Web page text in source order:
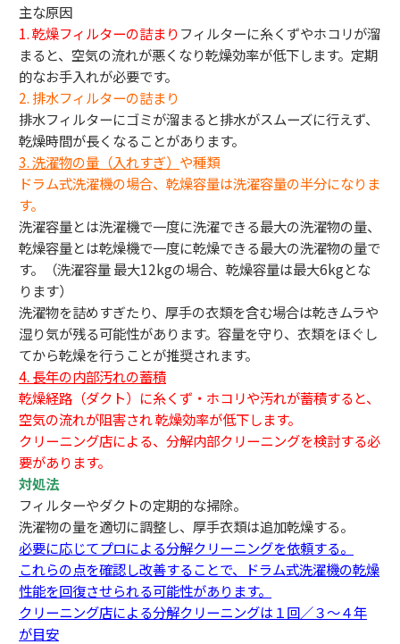
主な原因
1. 乾燥フィルターの詰まりフィルターに糸くずやホコリが溜
まると、空気の流れが悪くなり乾燥効率が低下します。定期
的なお手入れが必要です。
2. 排水フィルターの詰まり
排水フィルターにゴミが溜まると排水がスムーズに行えず、
乾燥時間が長くなることがあります。
3.洗濯物の量（入れすぎ） や種類
ドラム式洗濯機の場合、乾燥容量は洗濯容量の半分になりま
す。
洗濯容量とは洗濯機で一度に洗濯できる最大の洗濯物の量、
乾燥容量とは乾燥機で一度に乾燥できる最大の洗濯物の量で
す。（洗濯容量 最大12kgの場合、乾燥容量は最大6kgとな
ります）
洗濯物を詰めすぎたり、厚手の衣類を含む場合は乾きムラや
湿り気が残る可能性があります。容量を守り、衣類をほぐし
てから乾燥を行うことが推奨されます。
4. 長年の内部汚れの蓄積
乾燥経路（ダクト）に糸くず・ホコリや汚れが蓄積すると、
空気の流れが阻害され 乾燥効率が低下します。
クリーニング店による、分解内部クリーニングを検討する必
要があります。
対処法
フィルターやダクトの定期的な掃除。
洗濯物の量を適切に調整し、厚手衣類は追加乾燥する。
必要に応じてプロによる分解クリーニングを依頼する。
これらの点を確認し改善することで、ドラム式洗濯機の乾燥
性能を回復させられる可能性があります。
クリーニング店による分解クリーニングは１回／３～４年
が目安